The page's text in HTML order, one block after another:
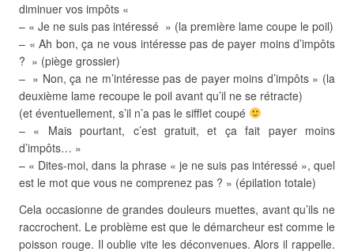
diminuer vos impôts «
– « Je ne suis pas intéressé » (la première lame coupe le poil)
– « Ah bon, ça ne vous intéresse pas de payer moins d’impôts
? » (piège grossier)
– » Non, ça ne m’intéresse pas de payer moins d’impôts » (la
deuxième lame recoupe le poil avant qu’il ne se rétracte)
(et éventuellement, s’il n’a pas le sifflet coupé
– « Mais pourtant, c’est gratuit, et ça fait payer moins
d’impôts… »
– « Dites-moi, dans la phrase « je ne suis pas intéressé », quel
est le mot que vous ne comprenez pas ? » (épilation totale)
Cela occasionne de grandes douleurs muettes, avant qu’ils ne
raccrochent. Le problème est que le démarcheur est comme le
poisson rouge. Il oublie vite les déconvenues. Alors il rappelle.